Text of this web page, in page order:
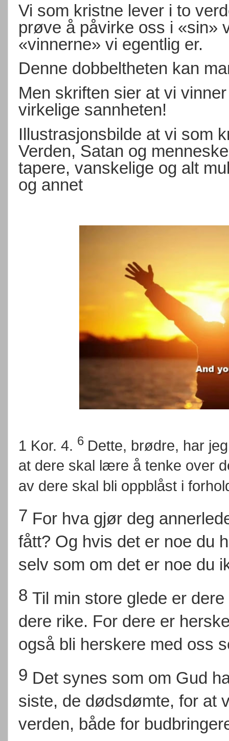
Vi som kristne lever i to
prøve å påvirke oss i «sin»
«vinnerne» vi egentlig er.
Denne dobbeltheten kan
Men skriften sier at vi
virkelige sannheten!
Illustrasjonsbilde at vi som
Verden, Satan og
tapere, vanskelige og alt
og annet
1 Kor. 4. 6 Dette, brødre, har
at dere skal lære å tenke over
av dere skal bli oppblåst i
7 For hva gjør deg
fått? Og hvis det er noe du
selv som om det er noe du
8 Til min store glede er
dere rike. For dere er
også bli herskere med oss
9 Det synes som om Gud
siste, de dødsdømte, for at
verden, både for